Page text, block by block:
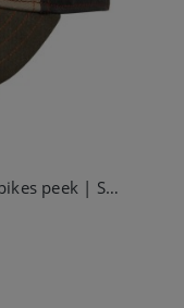
Czapka z daszkiem trucker cap pikes peek | Stetson